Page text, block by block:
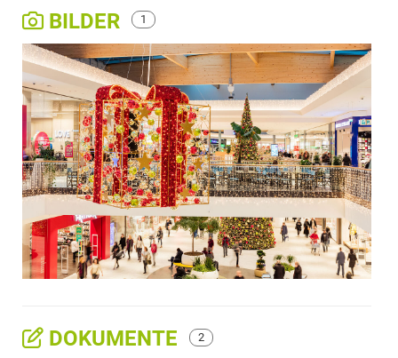
BILDER 1
DOKUMENTE 2